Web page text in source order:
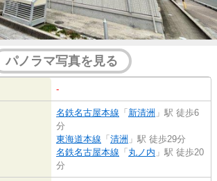
パノラマ写真を見る
-
名鉄名古屋本線 「 新清洲 」駅 徒歩6
分
東海道本線 「 清洲 」駅 徒歩29分
名鉄名古屋本線 「 丸ノ内 」駅 徒歩20
分